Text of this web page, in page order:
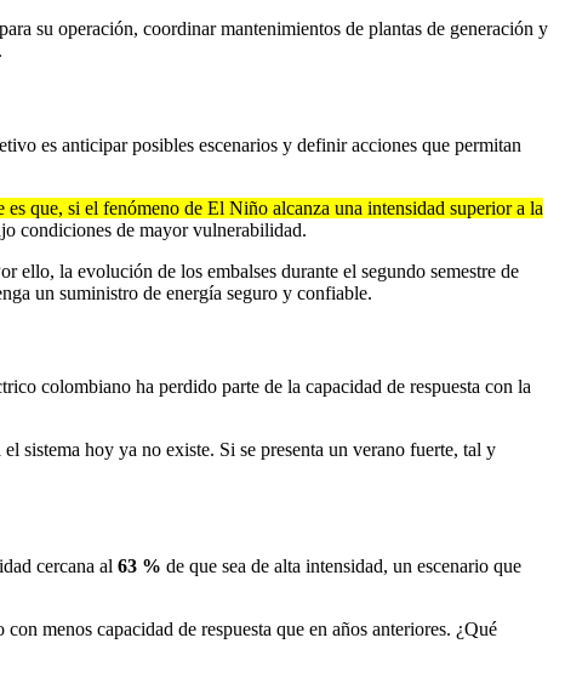
su operación, coordinar mantenimientos de plantas de generación y
es anticipar posibles escenarios y definir acciones que permitan
que, si el fenómeno de El Niño alcanza una intensidad superior a la
condiciones de mayor vulnerabilidad.
ello, la evolución de los embalses durante el segundo semestre de
un suministro de energía seguro y confiable.
colombiano ha perdido parte de la capacidad de respuesta con la
sistema hoy ya no existe. Si se presenta un verano fuerte, tal y
cercana al 63 % de que sea de alta intensidad, un escenario que
menos capacidad de respuesta que en años anteriores. ¿Qué